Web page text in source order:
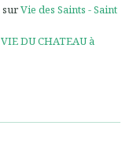
surVie des Saints - Saint
VIE DU CHATEAU à